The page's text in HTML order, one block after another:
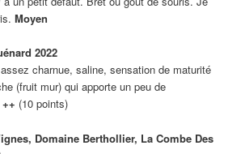
Moyen
2022
charnue, saline, sensation de maturité
(fruit mur) qui apporte un peu de
(10 points)
Domaine Berthollier, La Combe Des